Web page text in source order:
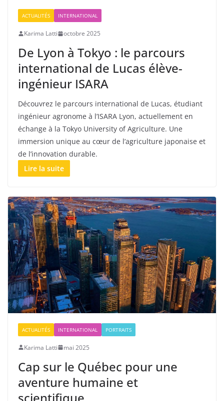
ACTUALITÉS INTERNATIONAL
Karima Latti octobre 2025
De Lyon à Tokyo : le parcours
international de Lucas élève-
ingénieur ISARA
Découvrez le parcours international de Lucas, étudiant
ingénieur agronome à l’ISARA Lyon, actuellement en
échange à la Tokyo University of Agriculture. Une
immersion unique au cœur de l’agriculture japonaise et
de l’innovation durable.
Lire la suite
ACTUALITÉS INTERNATIONAL PORTRAITS
Karima Latti mai 2025
Cap sur le Québec pour une
aventure humaine et
scientifique